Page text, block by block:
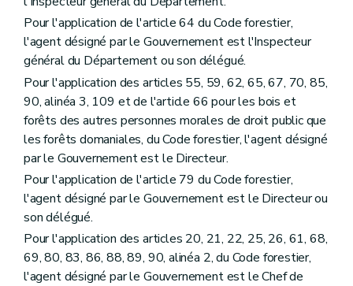
Pour l'application de l'article 64 du Code forestier,
l'agent désigné par le Gouvernement est l'Inspecteur
général du Département ou son délégué.
Pour l'application des articles 55, 59, 62, 65, 67, 70, 85,
90, alinéa 3, 109 et de l'article 66 pour les bois et
forêts des autres personnes morales de droit public que
les forêts domaniales, du Code forestier, l'agent désigné
par le Gouvernement est le Directeur.
Pour l'application de l'article 79 du Code forestier,
l'agent désigné par le Gouvernement est le Directeur ou
son délégué.
Pour l'application des articles 20, 21, 22, 25, 26, 61, 68,
69, 80, 83, 86, 88, 89, 90, alinéa 2, du Code forestier,
l'agent désigné par le Gouvernement est le Chef de